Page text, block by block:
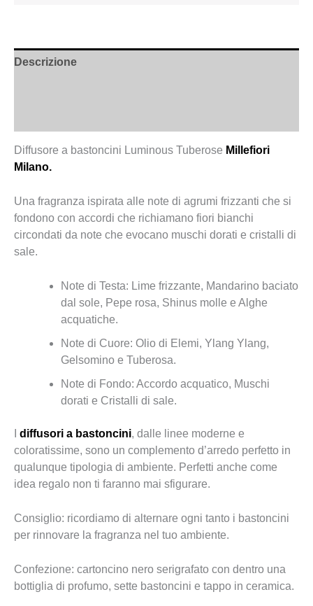
Descrizione
Diffusore a bastoncini Luminous Tuberose Millefiori
Milano.
Una fragranza ispirata alle note di agrumi frizzanti che si
fondono con accordi che richiamano fiori bianchi
circondati da note che evocano muschi dorati e cristalli di
sale.
Note di Testa: Lime frizzante, Mandarino baciato
dal sole, Pepe rosa, Shinus molle e Alghe
acquatiche.
Note di Cuore: Olio di Elemi, Ylang Ylang,
Gelsomino e Tuberosa.
Note di Fondo: Accordo acquatico, Muschi
dorati e Cristalli di sale.
diffusori a bastoncini, dalle linee moderne e
coloratissime, sono un complemento d’arredo perfetto in
qualunque tipologia di ambiente. Perfetti anche come
idea regalo non ti faranno mai sfigurare.
Consiglio: ricordiamo di alternare ogni tanto i bastoncini
per rinnovare la fragranza nel tuo ambiente.
Confezione: cartoncino nero serigrafato con dentro una
bottiglia di profumo, sette bastoncini e tappo in ceramica.